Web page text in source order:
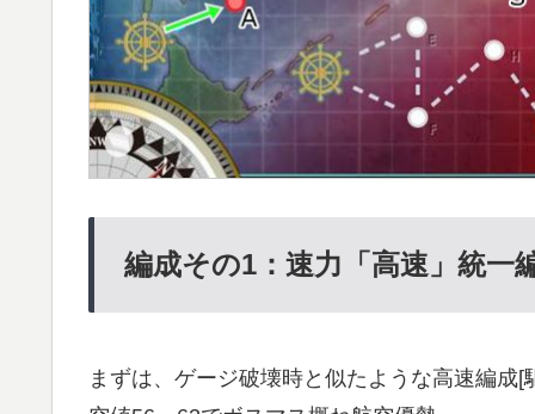
編成その1：速力「高速」統一
まずは、ゲージ破壊時と似たような高速編